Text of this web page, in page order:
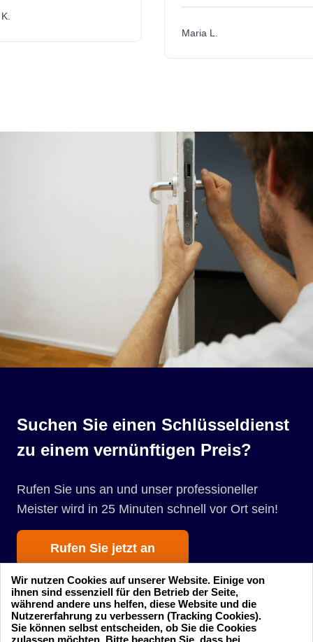
Maria L.
Suchen Sie einen Schlüsseldienst
zu einem vernünftigen Preis?
Rufen Sie uns an und unser professioneller
Meister wird in 25 Minuten schnell vor Ort sein!
Rufen Sie jetzt an
Wir nutzen Cookies auf unserer Website. Einige von
ihnen sind essenziell für den Betrieb der Seite,
während andere uns helfen, diese Website und die
Nutzererfahrung zu verbessern (Tracking Cookies).
Sie können selbst entscheiden, ob Sie die Cookies
zulassen möchten. Bitte beachten Sie, dass bei